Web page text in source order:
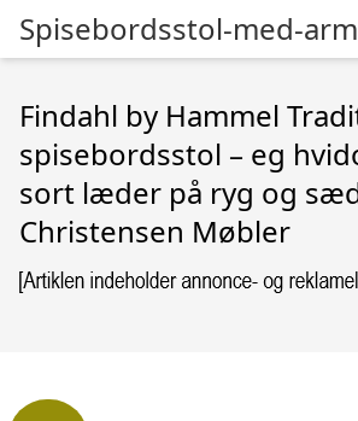
Spisebordsstol-med-
Findahl by Hammel
spisebordsstol – eg
sort læder på ryg og
Christensen Møbler